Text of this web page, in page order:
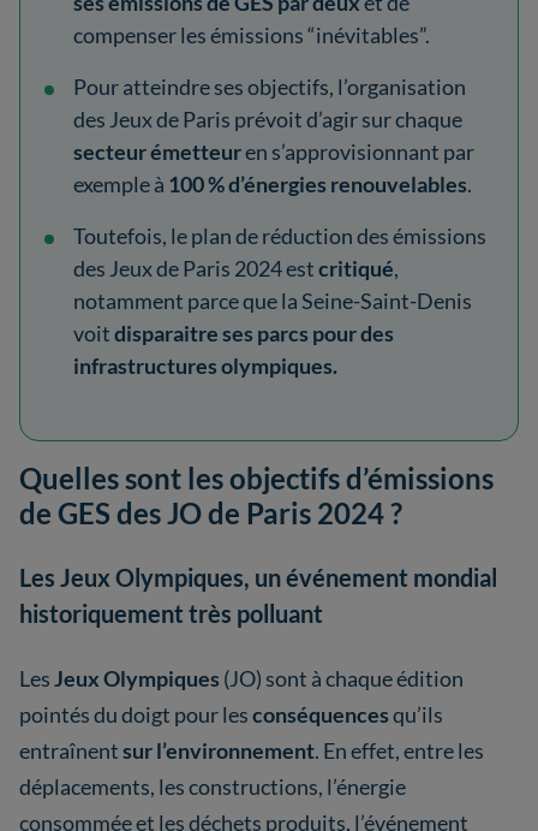
compenser les émissions “inévitables”.
Pour atteindre ses objectifs, l’organisation
des Jeux de Paris prévoit d’agir sur chaque
secteur émetteuren s’approvisionnant par
exemple à 100 % d’énergies renouvelables.
Toutefois, le plan de réduction des émissions
des Jeux de Paris 2024 estcritiqué,
notamment parce que la Seine-Saint-Denis
voitdisparaitre ses parcs pour des
infrastructures olympiques.
Quelles sont les objectifs d’émissions
de GES des JO de Paris 2024 ?
Les Jeux Olympiques, un événement mondial
historiquement très polluant
LesJeux Olympiques (JO) sont à chaque édition
pointés du doigt pour lesconséquencesqu’ils
entraînentsur l’environnement. En effet, entre les
déplacements, les constructions, l’énergie
consommée et les déchets produits, l’événement